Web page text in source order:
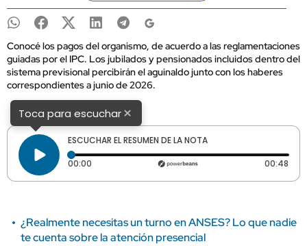
Conocé los pagos del organismo, de acuerdo a las reglamentaciones
guiadas por el IPC. Los jubilados y pensionados incluidos dentro del
sistema previsional percibirán el aguinaldo junto con los haberes
correspondientes a junio de 2026.
Toca para escuchar×
ESCUCHAR EL RESUMEN DE LA NOTA
00:00 Tiempo transcurrido: 0 segundos 00:48
¿Realmente necesitas un turno en ANSES? Lo que nadie
te cuenta sobre la atención presencial